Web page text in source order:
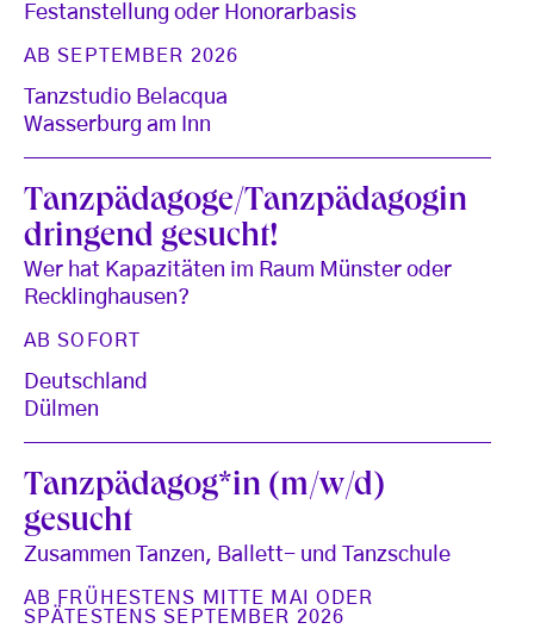
Festanstellung oder Honorarbasis
AB SEPTEMBER 2026
Tanzstudio Belacqua
Wasserburg am Inn
Tanzpädagoge/Tanzpädagogin
dringend gesucht!
Wer hat Kapazitäten im Raum Münster oder
Recklinghausen?
AB SOFORT
Deutschland
Dülmen
Tanzpädagog*in (m/w/d)
gesucht
Zusammen Tanzen, Ballett- und Tanzschule
AB FRÜHESTENS MITTE MAI ODER
SPÄTESTENS SEPTEMBER 2026